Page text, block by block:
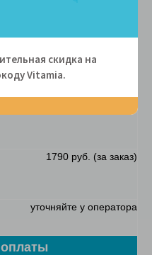
4990 руб. (за заказ)
1790 руб. (за заказ)
уточняйте у оператора
скидка на
Vitamiа.